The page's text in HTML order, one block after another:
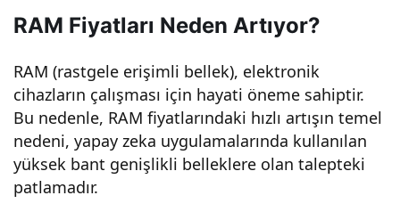
RAM Fiyatları Neden Artıyor?
RAM (rastgele erişimli bellek), elektronik
cihazların çalışması için hayati öneme sahiptir.
Bu nedenle, RAM fiyatlarındaki hızlı artışın temel
nedeni, yapay zeka uygulamalarında kullanılan
yüksek bant genişlikli belleklere olan talepteki
patlamadır.
heli’
yap
ay
zek